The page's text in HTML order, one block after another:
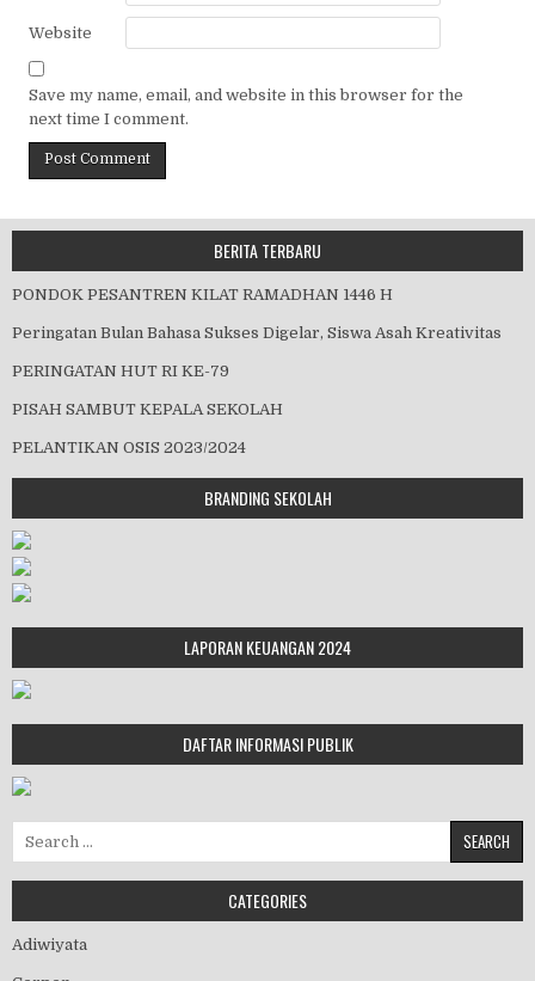
Website
Save my name, email, and website in this browser for the
next time I comment.
BERITA TERBARU
PONDOK PESANTREN KILAT RAMADHAN 1446 H
Peringatan Bulan Bahasa Sukses Digelar, Siswa Asah Kreativitas
PERINGATAN HUT RI KE-79
PISAH SAMBUT KEPALA SEKOLAH
PELANTIKAN OSIS 2023/2024
BRANDING SEKOLAH
LAPORAN KEUANGAN 2024
DAFTAR INFORMASI PUBLIK
Search for:
CATEGORIES
Adiwiyata